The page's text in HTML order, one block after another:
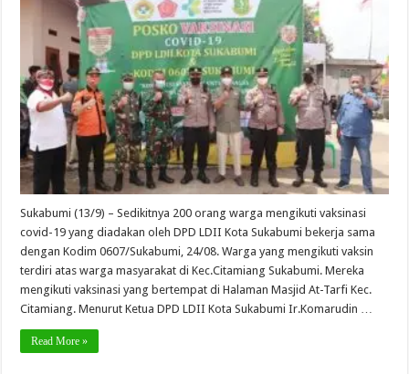
Sukabumi (13/9) – Sedikitnya 200 orang warga mengikuti vaksinasi
covid-19 yang diadakan oleh DPD LDII Kota Sukabumi bekerja sama
dengan Kodim 0607/Sukabumi, 24/08. Warga yang mengikuti vaksin
terdiri atas warga masyarakat di Kec.Citamiang Sukabumi. Mereka
mengikuti vaksinasi yang bertempat di Halaman Masjid At-Tarfi Kec.
Citamiang. Menurut Ketua DPD LDII Kota Sukabumi Ir.Komarudin …
Read More »